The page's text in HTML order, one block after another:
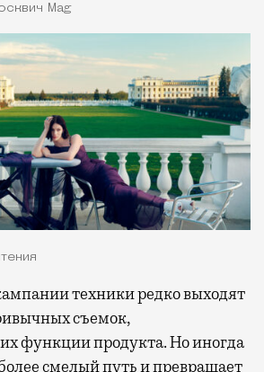
Mag
съемок,
функции продукта. Но иногда
смелый путь и превращает